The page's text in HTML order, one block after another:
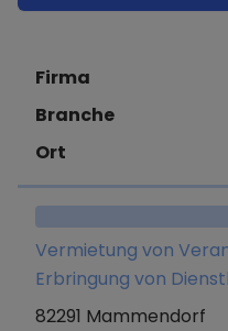
Firma
Branche
Ort
Vermietung von
Erbringung von
Veranstaltungen.
82291 Mammendorf